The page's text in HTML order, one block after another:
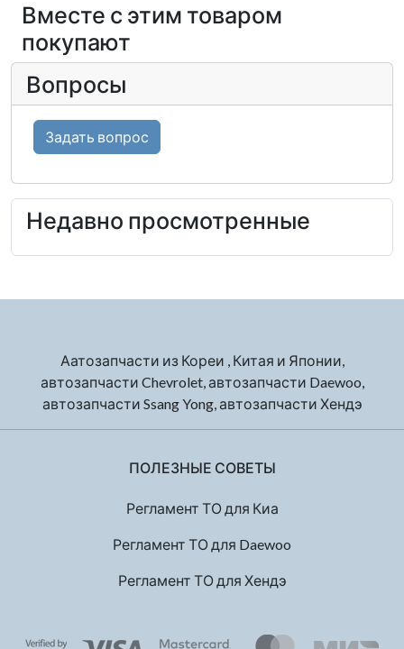
Вместе с этим товаром
покупают
Вопросы
Задать вопрос
Недавно просмотренные
Аатозапчасти из Кореи , Китая и Японии,
автозапчасти Chevrolet, автозапчасти Daewoo,
автозапчасти Ssang Yong, автозапчасти Хендэ
ПОЛЕЗНЫЕ СОВЕТЫ
Регламент ТО для Киа
Регламент ТО для Daewoo
Регламент ТО для Хендэ